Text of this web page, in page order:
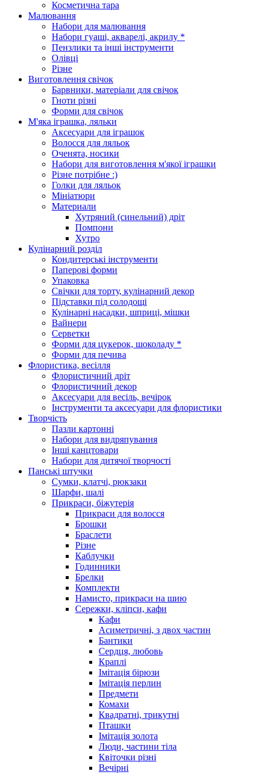
Косметична тара
Малювання
Набори для малювання
Набори гуаші, акварелі, акрилу *
Пензлики та інші інструменти
Олівці
Різне
Виготовлення свічок
Барвники, матеріали для свічок
Гноти різні
Форми для свічок
М'яка іграшка, ляльки
Аксесуари для іграшок
Волосся для ляльок
Оченята, носики
Набори для виготовлення м'якої іграшки
Різне потрібне :)
Голки для ляльок
Мініатюри
Материали
Хутряний (синельний) дріт
Помпони
Хутро
Кулінарний розділ
Кондитерські інструменти
Паперові форми
Упаковка
Свічки для торту, кулінарний декор
Підставки під солодощі
Кулінарні насадки, шприці, мішки
Вайнери
Серветки
Форми для цукерок, шоколаду *
Форми для печива
Флористика, весілля
Флористичний дріт
Флористичний декор
Аксесуари для весіль, вечірок
Інструменти та аксесуари для флористики
Творчість
Пазли картонні
Набори для видряпування
Інші канцтовари
Набори для дитячої творчості
Панські штучки
Сумки, клатчі, рюкзаки
Шарфи, шалі
Прикраси, біжутерія
Прикраси для волосся
Брошки
Браслети
Різне
Каблучки
Годинники
Брелки
Комплекти
Намисто, прикраси на шию
Сережки, кліпси, кафи
Кафи
Асиметричні, з двох частин
Бантики
Сердця, любовь
Краплі
Імітація бірюзи
Імітація перлин
Предмети
Комахи
Квадратні, трикутні
Пташки
Імітація золота
Люди, частини тіла
Квіточки різні
Вечірні